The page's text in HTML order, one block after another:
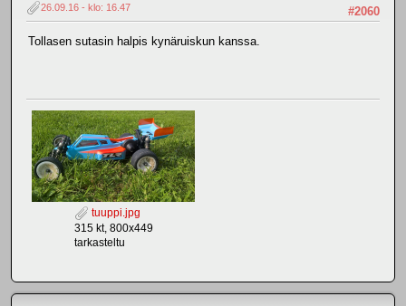
#2060
26.09.16 - klo: 16.47
Tollasen sutasin halpis kynäruiskun kanssa.
tuuppi.jpg
315 kt, 800x449
tarkasteltu